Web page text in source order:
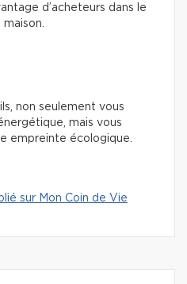
d’acheteurs dans le
non seulement vous
mais vous
empreinte écologique.
sur Mon Coin de Vie